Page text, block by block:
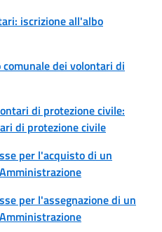
iscrizione all'albo
dei volontari di
di protezione civile:
di protezione civile
per l'acquisto di un
per l'assegnazione di un